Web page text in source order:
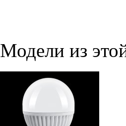
Модели из